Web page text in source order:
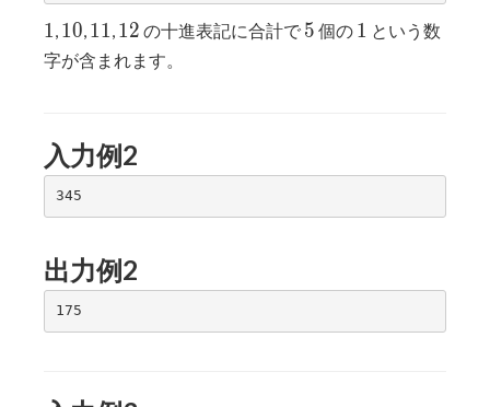
1
1, 10
10, 11
11, 12
12 の十進表記に合計で 5
5 個の 1
1 という数
字が含まれます。
入力例2
出力例2